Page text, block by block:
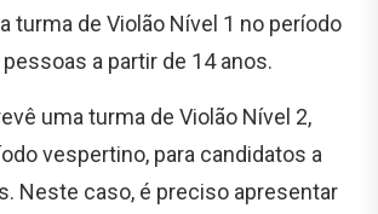
turma de Violão Nível 1 no período
a partir de 14 anos.
uma turma de Violão Nível 2,
vespertino, para candidatos a
Neste caso, é preciso apresentar